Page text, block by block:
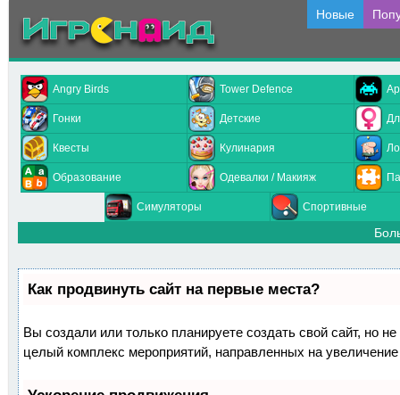
Новые
Angry Birds Tower Defence
Гонки Детские
Квесты Кулинария
Образование Одевалки / Макияж
Симуляторы Спортивные
Как продвинуть сайт на первые места?
Вы создали или только планируете создать свой сайт, но
целый комплекс мероприятий, направленных на